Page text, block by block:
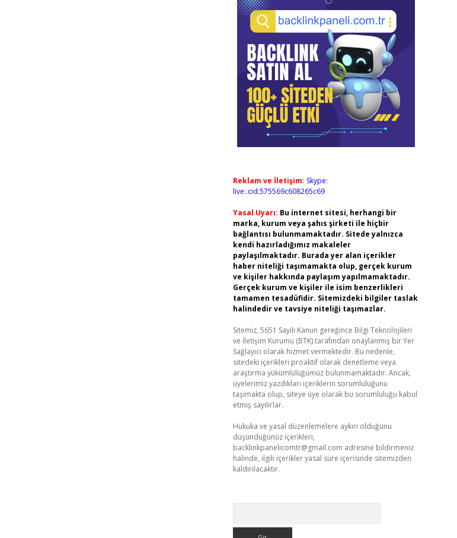
Reklam ve İletişim: Skype:
live:.cid.575569c608265c69
Yasal Uyarı: Bu internet sitesi, herhangi bir
marka, kurum veya şahıs şirketi ile hiçbir
bağlantısı bulunmamaktadır. Sitede yalnızca
kendi hazırladığımız makaleler
paylaşılmaktadır. Burada yer alan içerikler
haber niteliği taşımamakta olup, gerçek kurum
ve kişiler hakkında paylaşım yapılmamaktadır.
Gerçek kurum ve kişiler ile isim benzerlikleri
tamamen tesadüfidir. Sitemizdeki bilgiler taslak
halindedir ve tavsiye niteliği taşımazlar.
Sitemiz, 5651 Sayılı Kanun gereğince Bilgi Teknolojileri
ve İletişim Kurumu (BTK) tarafından onaylanmış bir Yer
Sağlayıcı olarak hizmet vermektedir. Bu nedenle,
sitedeki içerikleri proaktif olarak denetleme veya
araştırma yükümlülüğümüz bulunmamaktadır. Ancak,
üyelerimiz yazdıkları içeriklerin sorumluluğunu
taşımakta olup, siteye üye olarak bu sorumluluğu kabul
etmiş sayılırlar.
Hukuka ve yasal düzenlemelere aykırı olduğunu
düşündüğünüz içerikleri,
backlinkpanelicomtr@gmail.com adresine bildirmeniz
halinde, ilgili içerikler yasal süre içerisinde sitemizden
kaldırılacaktır.